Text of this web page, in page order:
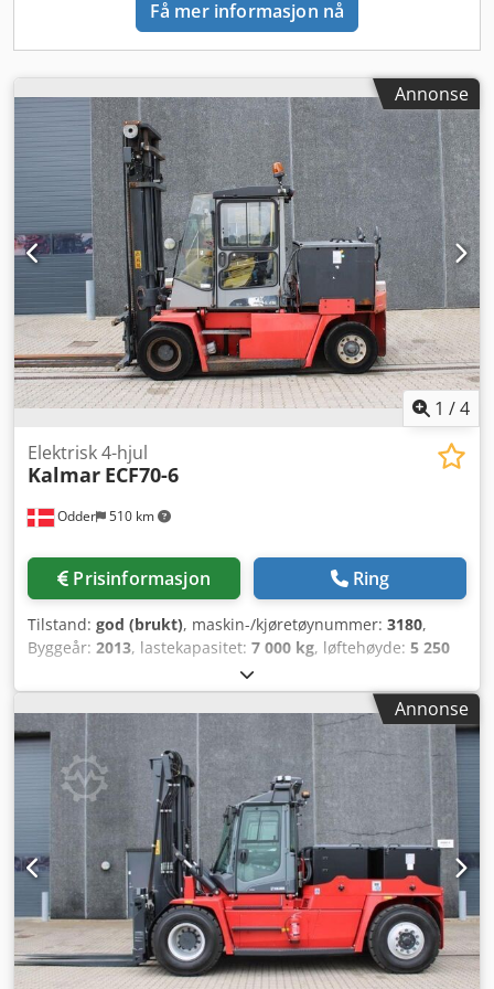
Få mer informasjon nå
Annonse
1 /4
Odder 510 km
Elektrisk 4-hjul
Kalmar ECF70-6
Prisinformasjon Ring
Tilstand: god (brukt), maskin-/kjøretøynummer: 3180,
Byggeår: 2013, lastekapasitet: 7 000 kg, løftehøyde: 5 250
, gaffelbærerbredde:
gaffellengde:2 400 mm, total lengde:3 810 mm, total
bredde:2 050 mm, driftsvekt:11 090 kg, ytterligere
utstyrsfunksjoner:
Battery indicator, Manual sliding cabin,
Dual tread, Utstyr: belysning , Kalmar ECF70-6 fra Uniktruck
Hjultype – drivhjul: supersoft Hjultype – styrehjul:
supersoft Hjulstørrelse – drivhjul: 8.25-15 Codpfx Aeyuh R
Eocbjrf Hjulstørrelse – styrehjul: 8.25-15
Annonse